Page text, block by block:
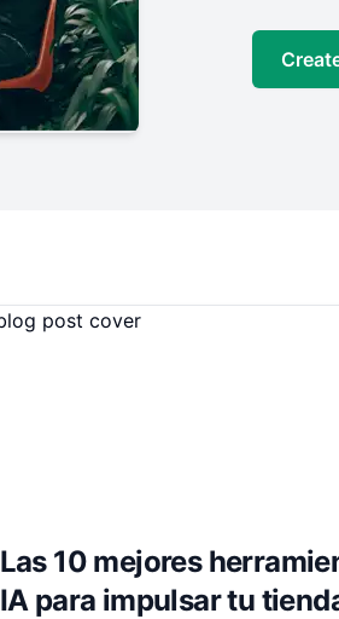
Las 10 mejores
IA para impulsar tu